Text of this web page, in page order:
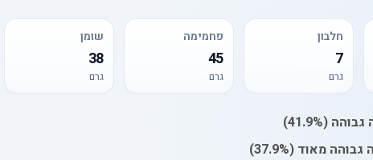
חלבון
7
גרם
פחמימה
45
גרם
שומן
38
גרם
גבוהה (41.9%)
גבוהה מאוד (37.9%)